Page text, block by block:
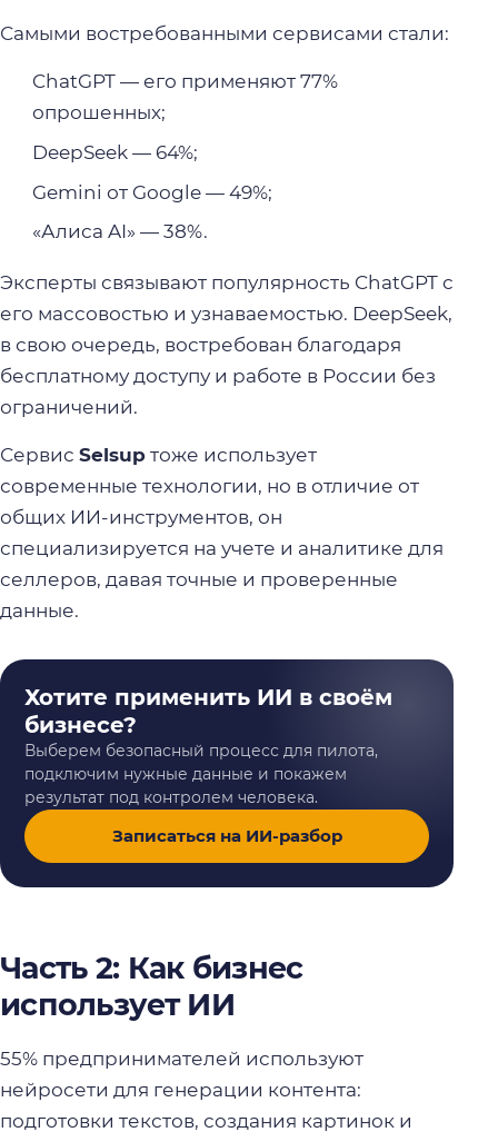
Самыми востребованными сервисами стали:
ChatGPT — его применяют 77%
опрошенных;
DeepSeek — 64%;
Gemini от Google — 49%;
«Алиса AI» — 38%.
Эксперты связывают популярность ChatGPT с
его массовостью и узнаваемостью. DeepSeek,
в свою очередь, востребован благодаря
бесплатному доступу и работе в России без
ограничений.
Сервис Selsup тоже использует
современные технологии, но в отличие от
общих ИИ-инструментов, он
специализируется на учете и аналитике для
селлеров, давая точные и проверенные
данные.
Хотите применить ИИ в своём
бизнесе?
Выберем безопасный процесс для пилота,
подключим нужные данные и покажем
результат под контролем человека.
Записаться на ИИ-разбор
Часть 2: Как бизнес
использует ИИ
55% предпринимателей используют
нейросети для генерации контента:
подготовки текстов, создания картинок и